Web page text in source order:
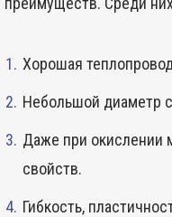
Хорошая
Небольшой диаметр
Даже при окислении
свойств.
Гибкость,